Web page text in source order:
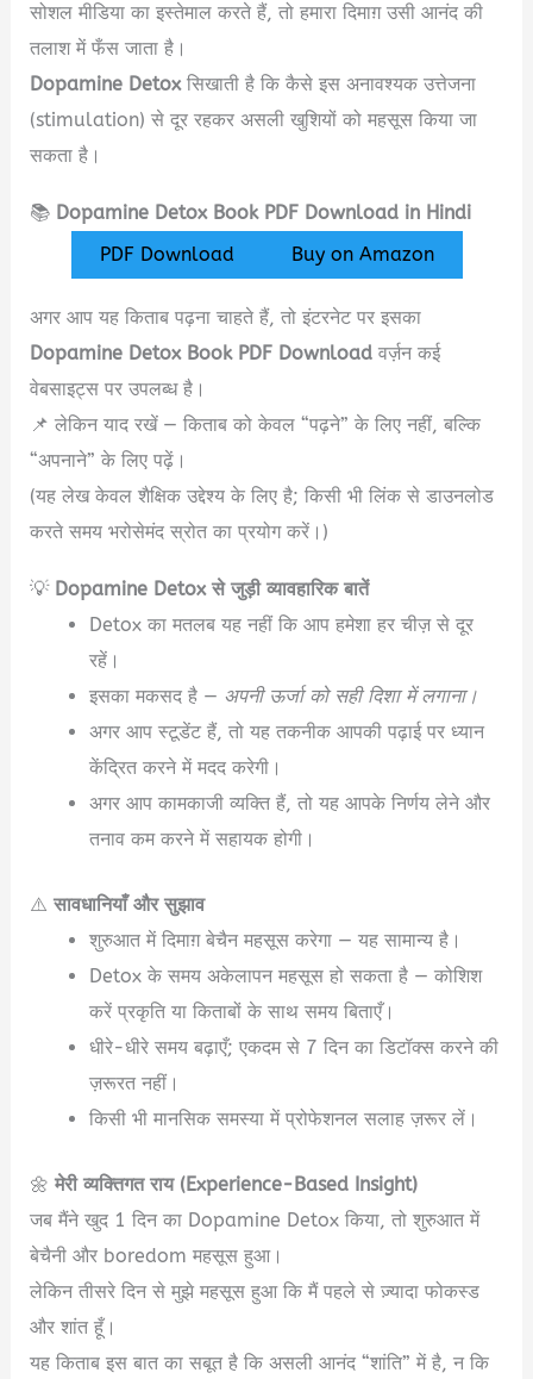
सोशल मीडिया का इस्तेमाल करते हैं, तो हमारा दिमाग़ उसी आनंद की
तलाश में फँस जाता है।
Dopamine Detoxसिखाती है कि कैसे इस अनावश्यक उत्तेजना
(stimulation) से दूर रहकर असली खुशियों को महसूस किया जा
सकता है।
📚 Dopamine Detox Book PDF Download in Hindi
PDF Download
Buy on Amazon
अगर आप यह किताब पढ़ना चाहते हैं, तो इंटरनेट पर इसका
Dopamine Detox Book PDF Download वर्ज़न कई
वेबसाइट्स पर उपलब्ध है।
📌 लेकिन याद रखें — किताब को केवल “पढ़ने” के लिए नहीं, बल्कि
“अपनाने” के लिए पढ़ें।
(यह लेख केवल शैक्षिक उद्देश्य के लिए है; किसी भी लिंक से डाउनलोड
करते समय भरोसेमंद स्रोत का प्रयोग करें।)
💡 Dopamine Detox से जुड़ी व्यावहारिक बातें
Detox का मतलब यह नहीं कि आप हमेशा हर चीज़ से दूर
रहें।
इसका मकसद है — अपनी ऊर्जा को सही दिशा में लगाना।
अगर आप स्टूडेंट हैं, तो यह तकनीक आपकी पढ़ाई पर ध्यान
केंद्रित करने में मदद करेगी।
अगर आप कामकाजी व्यक्ति हैं, तो यह आपके निर्णय लेने और
तनाव कम करने में सहायक होगी।
⚠️सावधानियाँ और सुझाव
शुरुआत में दिमाग़ बेचैन महसूस करेगा — यह सामान्य है।
Detox के समय अकेलापन महसूस हो सकता है — कोशिश
करें प्रकृति या किताबों के साथ समय बिताएँ।
धीरे-धीरे समय बढ़ाएँ; एकदम से 7 दिन का डिटॉक्स करने की
ज़रूरत नहीं।
किसी भी मानसिक समस्या में प्रोफेशनल सलाह ज़रूर लें।
🌼मेरी व्यक्तिगत राय (Experience-Based Insight)
जब मैंने खुद 1 दिन का Dopamine Detox किया, तो शुरुआत में
बेचैनी और boredom महसूस हुआ।
लेकिन तीसरे दिन से मुझे महसूस हुआ कि मैं पहले से ज़्यादा फोकस्ड
और शांत हूँ।
यह किताब इस बात का सबूत है कि असली आनंद “शांति” में है, न कि